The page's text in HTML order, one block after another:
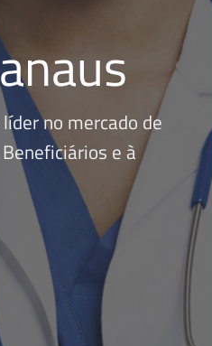
no mercado de
e à